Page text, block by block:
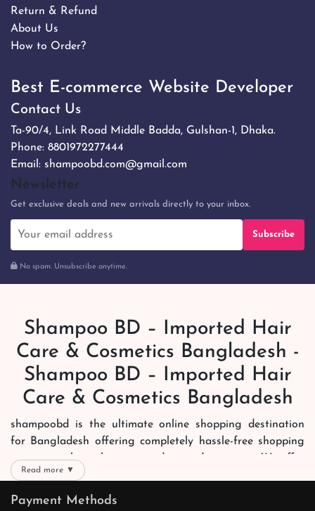
Return & Refund
About Us
How to Order?
Best E-commerce Website Developer
Contact Us
Ta-90/4, Link Road Middle Badda, Gulshan-1, Dhaka.
Phone: 8801972277444
Email: shampoobd.com@gmail.com
Newsletter
Get exclusive deals and new arrivals directly to your inbox.
Subscribe
No spam. Unsubscribe anytime.
Shampoo BD – Imported Hair
Care & Cosmetics Bangladesh -
Shampoo BD – Imported Hair
Care & Cosmetics Bangladesh
shampoobd is the ultimate online shopping destination
for Bangladesh offering completely hassle-free shopping
experience through secure and trusted gateways. We offer
you trendy and reliable shopping with all your preferred
brands and more. Now shopping is easier, quicker and
always joyous. We help you mark the exact choice here.
Read more ▼
Payment Methods